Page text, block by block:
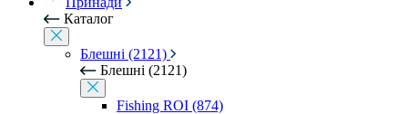
Каталог
Блешні (2121)
Блешні (2121)
Fishing ROI (874)